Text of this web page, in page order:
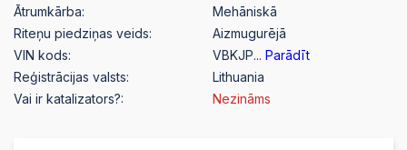
Ātrumkārba:
Mehāniskā
Riteņu piedziņas veids:
Aizmugurējā
VIN kods:
VBKJP... Parādīt
Reģistrācijas valsts:
Lithuania
Vai ir katalizators?:
Nezināms